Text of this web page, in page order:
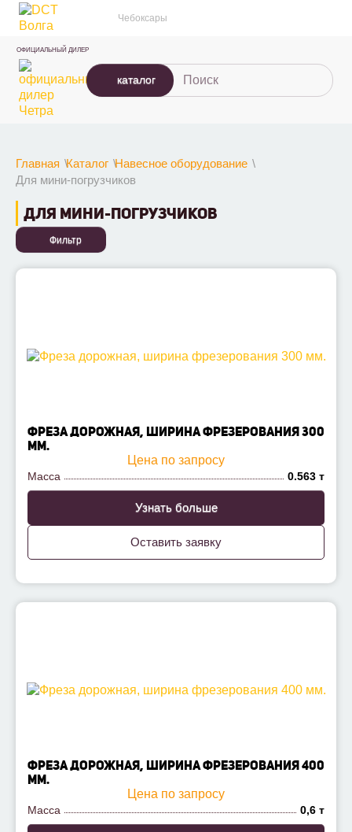
Чебоксары
ОФИЦИАЛЬНЫЙ ДИЛЕР
каталог
Главная Каталог Навесное оборудование
Для мини-погрузчиков
ДЛЯ МИНИ-ПОГРУЗЧИКОВ
Фильтр
ФРЕЗА ДОРОЖНАЯ, ШИРИНА ФРЕЗЕРОВАНИЯ 300
ММ.
Цена по запросу
Масса 0.563 т
Узнать больше
Оставить заявку
ФРЕЗА ДОРОЖНАЯ, ШИРИНА ФРЕЗЕРОВАНИЯ 400
ММ.
Цена по запросу
Масса 0,6 т